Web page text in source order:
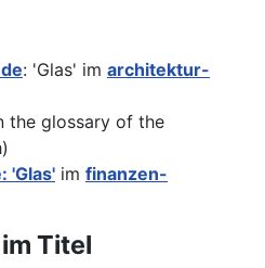
: 'Glas' im architektur-
the glossary of the
'Glas' im finanzen-
Titel